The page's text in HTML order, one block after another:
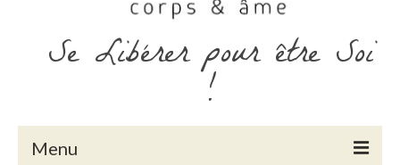
Se Libérer pour être Soi
!
Menu